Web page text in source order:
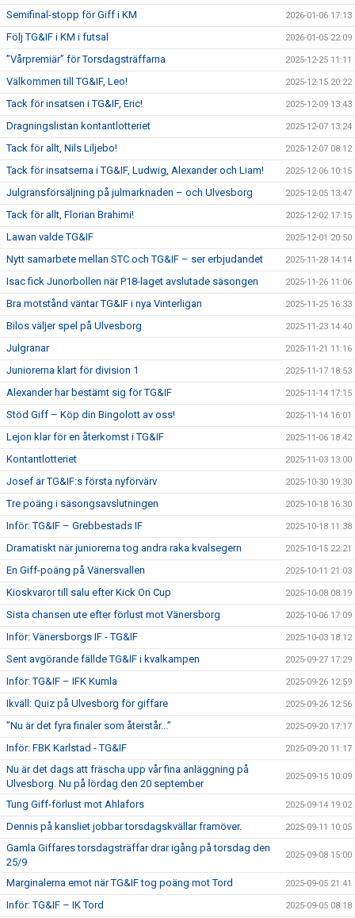
Semifinal-stopp för Giff i KM 2026-01-06 17:13
Följ TG&IF i KM i futsal 2026-01-05 22:09
”Vårpremiär” för Torsdagsträffarna 2025-12-25 11:11
Välkommen till TG&IF, Leo! 2025-12-15 20:22
Tack för insatsen i TG&IF, Eric! 2025-12-09 13:43
Dragningslistan kontantlotteriet 2025-12-07 13:24
Tack för allt, Nils Liljebo! 2025-12-07 08:12
Tack för insatserna i TG&IF, Ludwig, Alexander och Liam! 2025-12-06 10:15
Julgransförsäljning på julmarknaden – och Ulvesborg 2025-12-05 13:47
Tack för allt, Florian Brahimi! 2025-12-02 17:15
Lawan valde TG&IF 2025-12-01 20:50
Nytt samarbete mellan STC och TG&IF – ser erbjudandet 2025-11-28 14:14
Isac fick Junorbollen när P18-laget avslutade säsongen 2025-11-26 11:06
Bra motstånd väntar TG&IF i nya Vinterligan 2025-11-25 16:33
Bilos väljer spel på Ulvesborg 2025-11-23 14:40
Julgranar 2025-11-21 11:16
Juniorerna klart för division 1 2025-11-17 18:53
Alexander har bestämt sig för TG&IF 2025-11-14 17:15
Stöd Giff – Köp din Bingolott av oss! 2025-11-14 16:01
Lejon klar för en återkomst i TG&IF 2025-11-06 18:42
Kontantlotteriet 2025-11-03 13:00
Josef är TG&IF:s första nyförvärv 2025-10-30 19:30
Tre poäng i säsongsavslutningen 2025-10-18 16:30
Inför: TG&IF – Grebbestads IF 2025-10-18 11:38
Dramatiskt när juniorerna tog andra raka kvalsegern 2025-10-15 22:21
En Giff-poäng på Vänersvallen 2025-10-11 21:03
Kioskvaror till salu efter Kick On Cup 2025-10-08 08:19
Sista chansen ute efter förlust mot Vänersborg 2025-10-06 17:09
Inför: Vänersborgs IF - TG&IF 2025-10-03 18:12
Sent avgörande fällde TG&IF i kvalkampen 2025-09-27 17:29
Inför: TG&IF – IFK Kumla 2025-09-26 12:59
Ikväll: Quiz på Ulvesborg för giffare 2025-09-26 12:56
”Nu är det fyra finaler som återstår...” 2025-09-20 17:17
Inför: FBK Karlstad - TG&IF 2025-09-20 11:17
Nu är det dags att fräscha upp vår fina anläggning på
Ulvesborg. Nu på lördag den 20 september
2025-09-15 10:09
Tung Giff-förlust mot Ahlafors 2025-09-14 19:02
Dennis på kansliet jobbar torsdagskvällar framöver. 2025-09-11 10:05
Gamla Giffares torsdagsträffar drar igång på torsdag den
25/9
2025-09-08 15:00
Marginalerna emot när TG&IF tog poäng mot Tord 2025-09-05 21:41
Inför: TG&IF – IK Tord 2025-09-05 08:18